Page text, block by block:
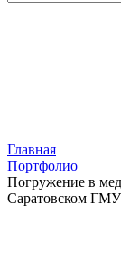
Главная
Портфолио
Погружение в
Саратовском ГМУ